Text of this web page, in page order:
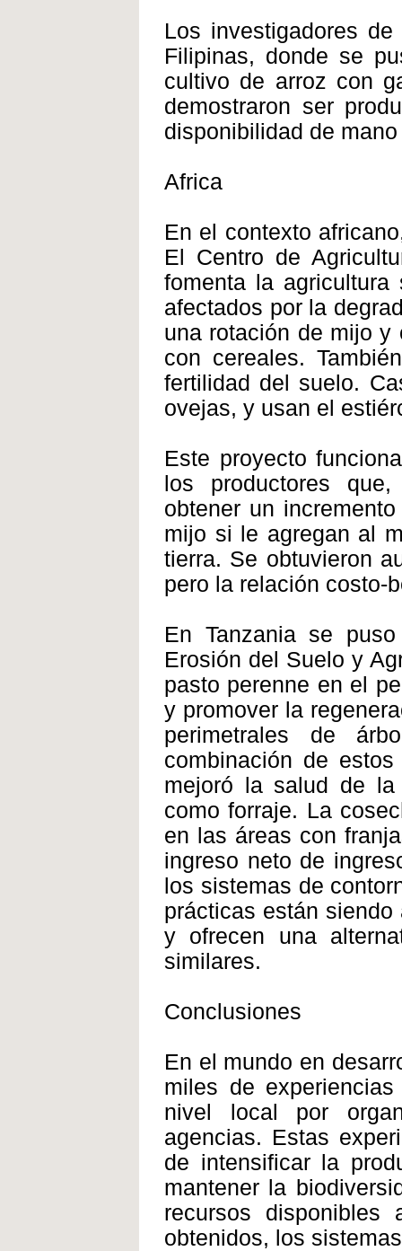
Los investigadores
Filipinas, donde se
cultivo de arroz con
demostraron ser
disponibilidad de
Africa
En el contexto
El Centro de
fomenta la agricultura
afectados por la
una rotación de mijo y
con cereales.
fertilidad del suelo.
ovejas, y usan el
Este proyecto
los productores
obtener un
mijo si le agregan al
tierra. Se obtuvieron
pero la relación costo-
En Tanzania se
Erosión del Suelo y
pasto perenne en el
y promover la
perimetrales de
combinación de
mejoró la salud de
como forraje. La
en las áreas con
ingreso neto de
los sistemas de
prácticas están
y ofrecen una
similares.
Conclusiones
En el mundo en
miles de
nivel local por
agencias. Estas
de intensificar la
mantener la
recursos
obtenidos, los